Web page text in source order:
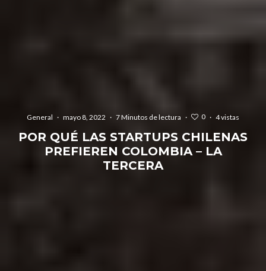
General · mayo 8, 2022 · 7 Minutos de lectura · 0 · 4 vistas
POR QUÉ LAS STARTUPS CHILENAS
PREFIEREN COLOMBIA – LA
TERCERA